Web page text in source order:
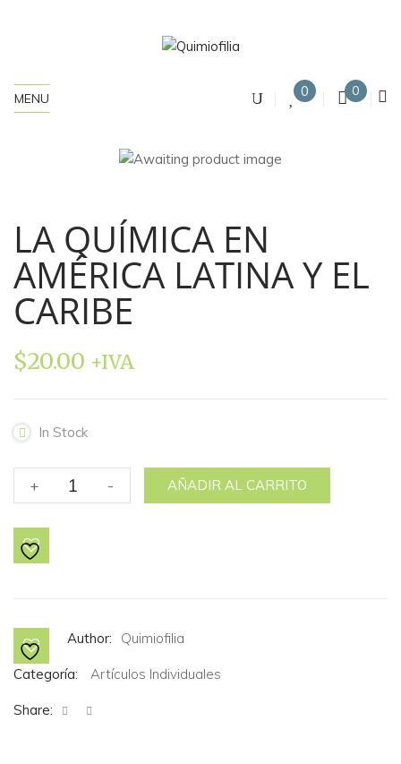
MENU 0 0
LA QUÍMICA EN
AMÉRICA LATINA Y EL
CARIBE
$20.00 +IVA
In Stock
+
QUÍMICA
- AÑADIR AL CARRITO
Author: Quimiofilia
Categoría: Artículos Individuales
Share: